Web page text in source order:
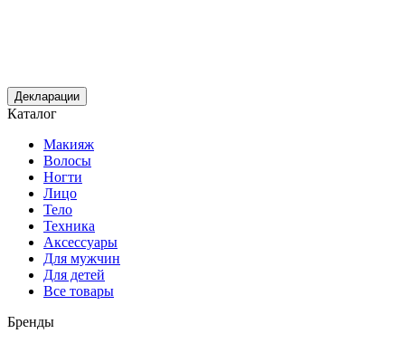
Декларации
Каталог
Макияж
Волосы
Ногти
Лицо
Тело
Техника
Аксессуары
Для мужчин
Для детей
Все товары
Бренды